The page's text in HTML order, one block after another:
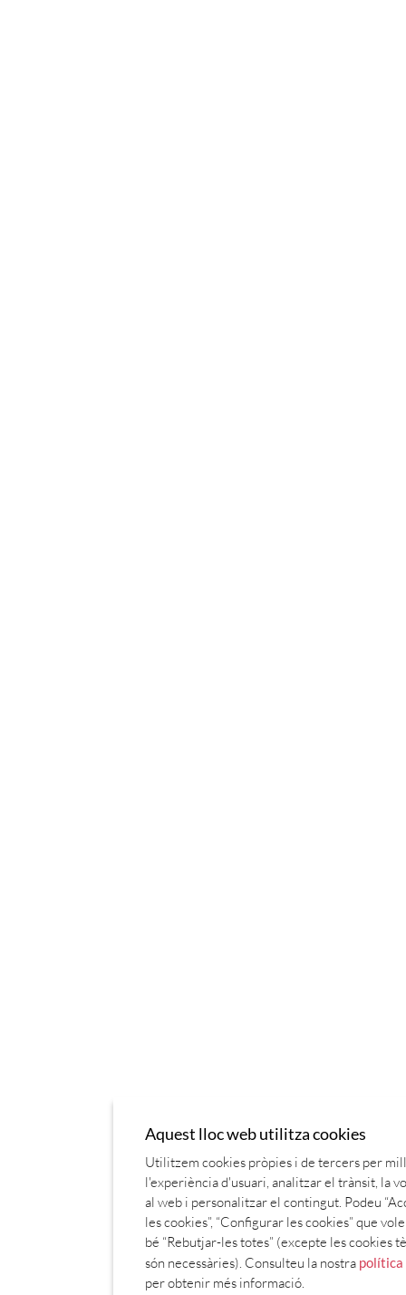
Aquest lloc web utilitza cookies
Utilitzem cookies pròpies i de tercers per
l'experiència d'usuari, analitzar el trànsit, la
al web i personalitzar el contingut. Podeu
les cookies”, “Configurar les cookies” que
bé “Rebutjar-les totes” (excepte les cookies
són necessàries). Consulteu la nostra política
per obtenir més informació.